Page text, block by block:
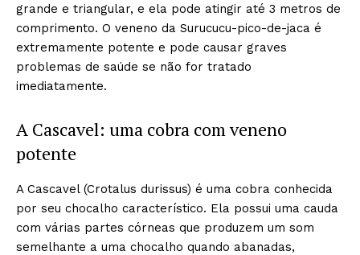
grande e triangular, e ela pode atingir até 3 metros de
comprimento. O veneno da Surucucu-pico-de-jaca é
extremamente potente e pode causar graves
problemas de saúde se não for tratado
imediatamente.
A Cascavel: uma cobra com veneno
potente
A Cascavel (Crotalus durissus) é uma cobra conhecida
por seu chocalho característico. Ela possui uma cauda
com várias partes córneas que produzem um som
semelhante a uma chocalho quando abanadas,